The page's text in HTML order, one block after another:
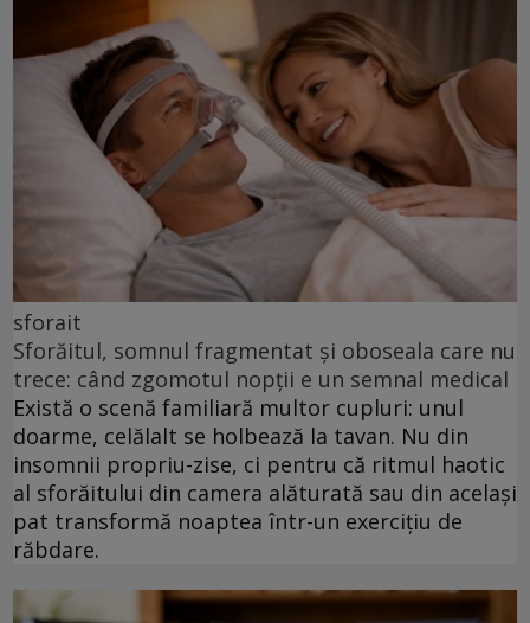
sforait
Sforăitul, somnul fragmentat și oboseala care nu
trece: când zgomotul nopții e un semnal medical
Există o scenă familiară multor cupluri: unul
doarme, celălalt se holbează la tavan. Nu din
insomnii propriu-zise, ci pentru că ritmul haotic
al sforăitului din camera alăturată sau din același
pat transformă noaptea într-un exercițiu de
răbdare.